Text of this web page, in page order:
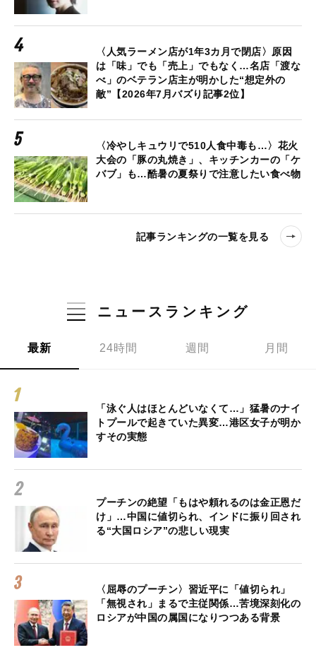
〈人気ラーメン店が1年3カ月で閉店〉原因
は「味」でも「売上」でもなく…名店「渡な
べ」のベテラン店主が明かした“想定外の
敵”【2026年7月バズり記事2位】
〈冷やしキュウリで510人食中毒も…〉花火
大会の「豚の丸焼き」、キッチンカーの「ケ
バブ」も…酷暑の夏祭りで注意したい食べ物
記事ランキングの一覧を見る
ニュースランキング
最新 24時間 週間 月間
「泳ぐ人はほとんどいなくて…」猛暑のナイ
トプールで起きていた異変…港区女子が明か
すその実態
プーチンの絶望「もはや頼れるのは金正恩だ
け」…中国に値切られ、インドに振り回され
る“大国ロシア”の悲しい現実
〈屈辱のプーチン〉習近平に「値切られ」
「無視され」まるで主従関係…苦境深刻化の
ロシアが中国の属国になりつつある背景